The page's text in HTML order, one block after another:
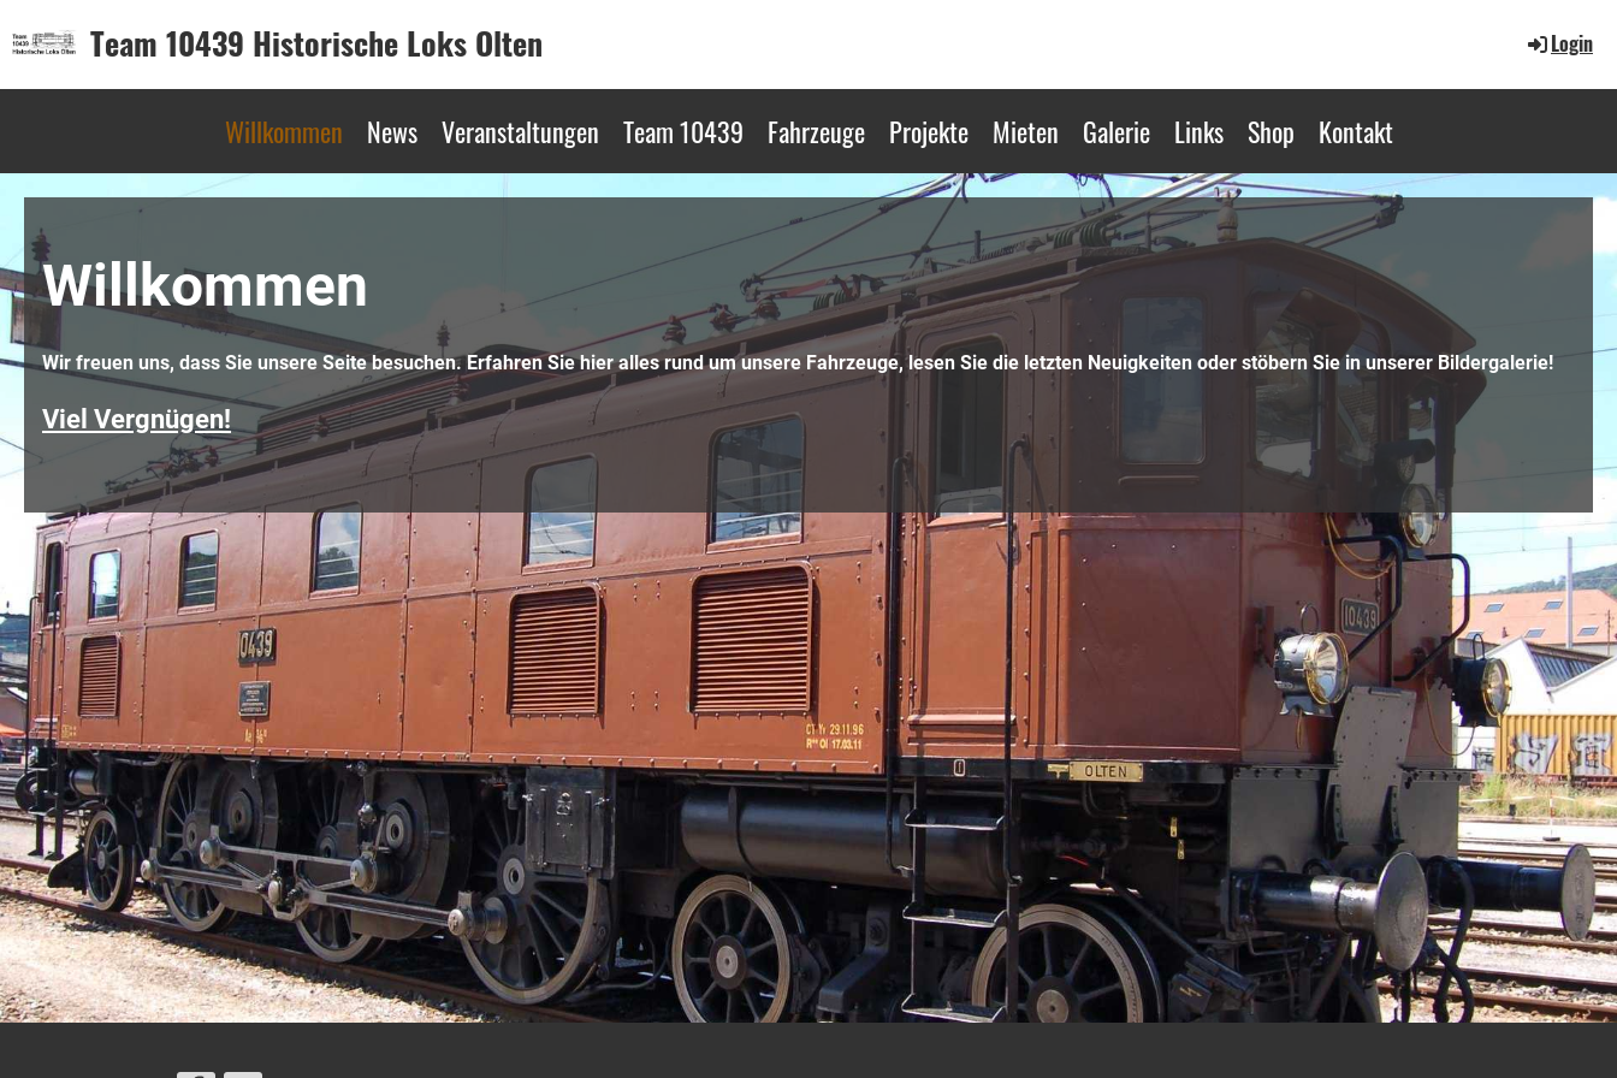
Team 10439 Historische Loks Olten Login
Willkommen News Veranstaltungen Team 10439 Fahrzeuge Projekte Mieten Galerie Links Shop Kontakt
Willkommen
Wir freuen uns, dass Sie unsere Seite besuchen. Erfahren Sie hier alles rund um unsere Fahrzeuge, lesen Sie die letzten Neuigkeiten oder stöbern Sie in unserer Bildergalerie!
Viel Vergnügen!